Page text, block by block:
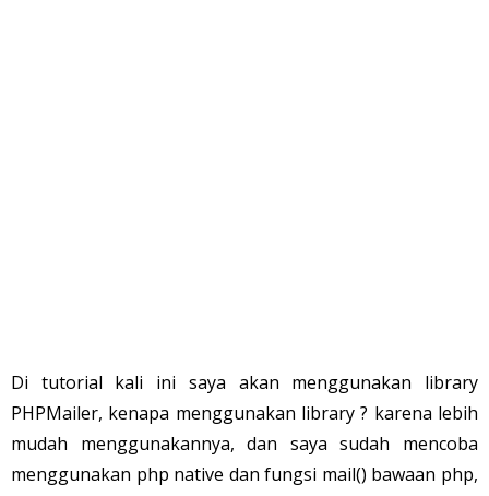
Di tutorial kali ini saya akan menggunakan library
PHPMailer, kenapa menggunakan library ? karena lebih
mudah menggunakannya, dan saya sudah mencoba
menggunakan php native dan fungsi mail() bawaan php,